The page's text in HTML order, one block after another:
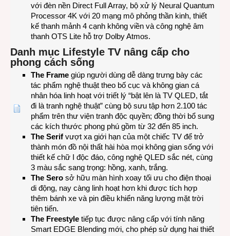
với đèn nền Direct Full Array, bộ xử lý Neural Quantum
Processor 4K với 20 mạng mô phỏng thần kinh, thiết
kế thanh mảnh 4 cạnh không viền và công nghệ âm
thanh OTS Lite hỗ trợ Dolby Atmos.
Danh mục Lifestyle TV nâng cấp cho
phong cách sống
The Frame giúp người dùng dễ dàng trưng bày các
tác phẩm nghệ thuật theo bố cục và không gian cá
nhân hóa linh hoạt với triết lý “bật lên là TV QLED, tắt
đi là tranh nghệ thuật” cùng bộ sưu tập hơn 2.100 tác
phẩm trên thư viện tranh độc quyền; đồng thời bổ sung
các kích thước phong phú gồm từ 32 đến 85 inch.
The Serif vượt xa giới hạn của một chiếc TV để trở
thành món đồ nội thất hài hòa mọi không gian sống với
thiết kế chữ I độc đáo, công nghệ QLED sắc nét, cùng
3 màu sắc sang trọng: hồng, xanh, trắng.
The Sero sở hữu màn hình xoay tối ưu cho điện thoại
di động, nay càng linh hoạt hơn khi được tích hợp
thêm bánh xe và pin điều khiển năng lượng mặt trời
tiên tiến.
The Freestyle tiếp tục được nâng cấp với tính năng
Smart EDGE Blending mới, cho phép sử dụng hai thiết